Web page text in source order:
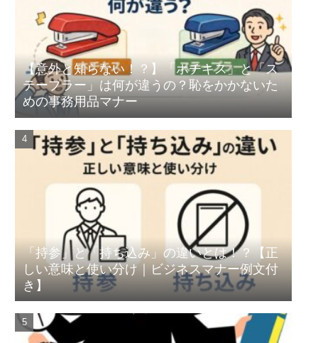
【意外と知らない！？】「ホチキス」と「ス
テープラー」は何が違うの？恥をかかないた
めの事務用品マナー
「持参」と「持ち込み」の違いとは！？【正
しい意味と使い分け｜ビジネスマナー例文付
き】